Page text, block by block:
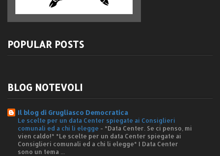
POPULAR POSTS
BLOG NOTEVOLI
Il blog di Grugliasco Democratica
Le scelte per un data Center spiegate ai Consiglieri
comunali ed a chi li elegge - *Data Center. Se ci penso, mi
vien caldo!* *Le scelte per un data Center spiegate ai
Consiglieri comunali ed a chi li elegge* I Data Center
sono un tema ...